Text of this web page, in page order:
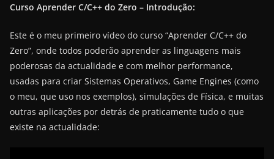
Curso Aprender C/C++ do Zero – Introdução:
Este é o meu primeiro vídeo do curso “Aprender C/C++ do
Zero”, onde todos poderão aprender as linguagens mais
poderosas da actualidade e com melhor performance,
usadas para criar Sistemas Operativos, Game Engines (como
o meu, que uso nos exemplos), simulações de Física, e muitas
outras aplicações por detrás de praticamente tudo o que
existe na actualidade: